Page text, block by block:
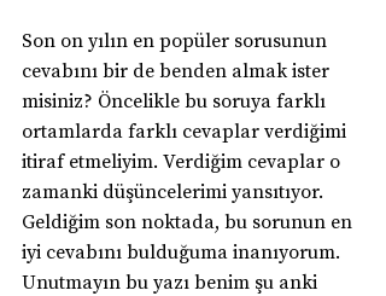
Son on yılın en popüler sorusunun
cevabını bir de benden almak ister
misiniz? Öncelikle bu soruya farklı
ortamlarda farklı cevaplar verdiğimi
itiraf etmeliyim. Verdiğim cevaplar o
zamanki düşüncelerimi yansıtıyor.
Geldiğim son noktada, bu sorunun en
iyi cevabını bulduğuma inanıyorum.
Unutmayın bu yazı benim şu anki